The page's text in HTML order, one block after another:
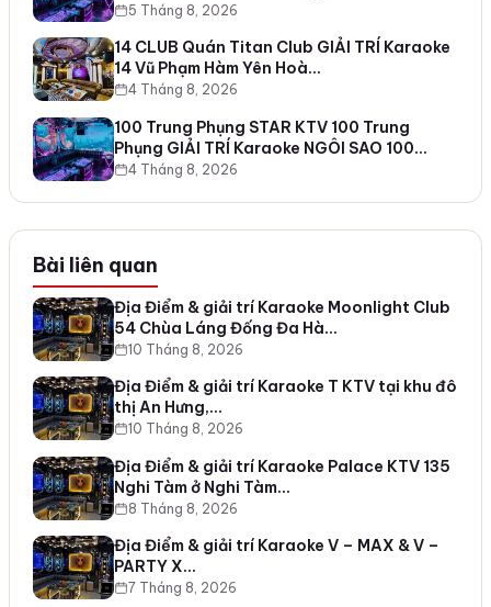
5 Tháng 8, 2026
14 CLUB Quán Titan Club GIẢI TRÍ Karaoke
14 Vũ Phạm Hàm Yên Hoà…
4 Tháng 8, 2026
100 Trung Phụng STAR KTV 100 Trung
Phụng GIẢI TRÍ Karaoke NGÔI SAO 100…
4 Tháng 8, 2026
Bài liên quan
Địa Điểm & giải trí Karaoke Moonlight Club
54 Chùa Láng Đống Đa Hà…
10 Tháng 8, 2026
Địa Điểm & giải trí Karaoke T KTV tại khu đô
thị An Hưng,…
10 Tháng 8, 2026
Địa Điểm & giải trí Karaoke Palace KTV 135
Nghi Tàm ở Nghi Tàm…
8 Tháng 8, 2026
Địa Điểm & giải trí Karaoke V – MAX & V –
PARTY X…
7 Tháng 8, 2026